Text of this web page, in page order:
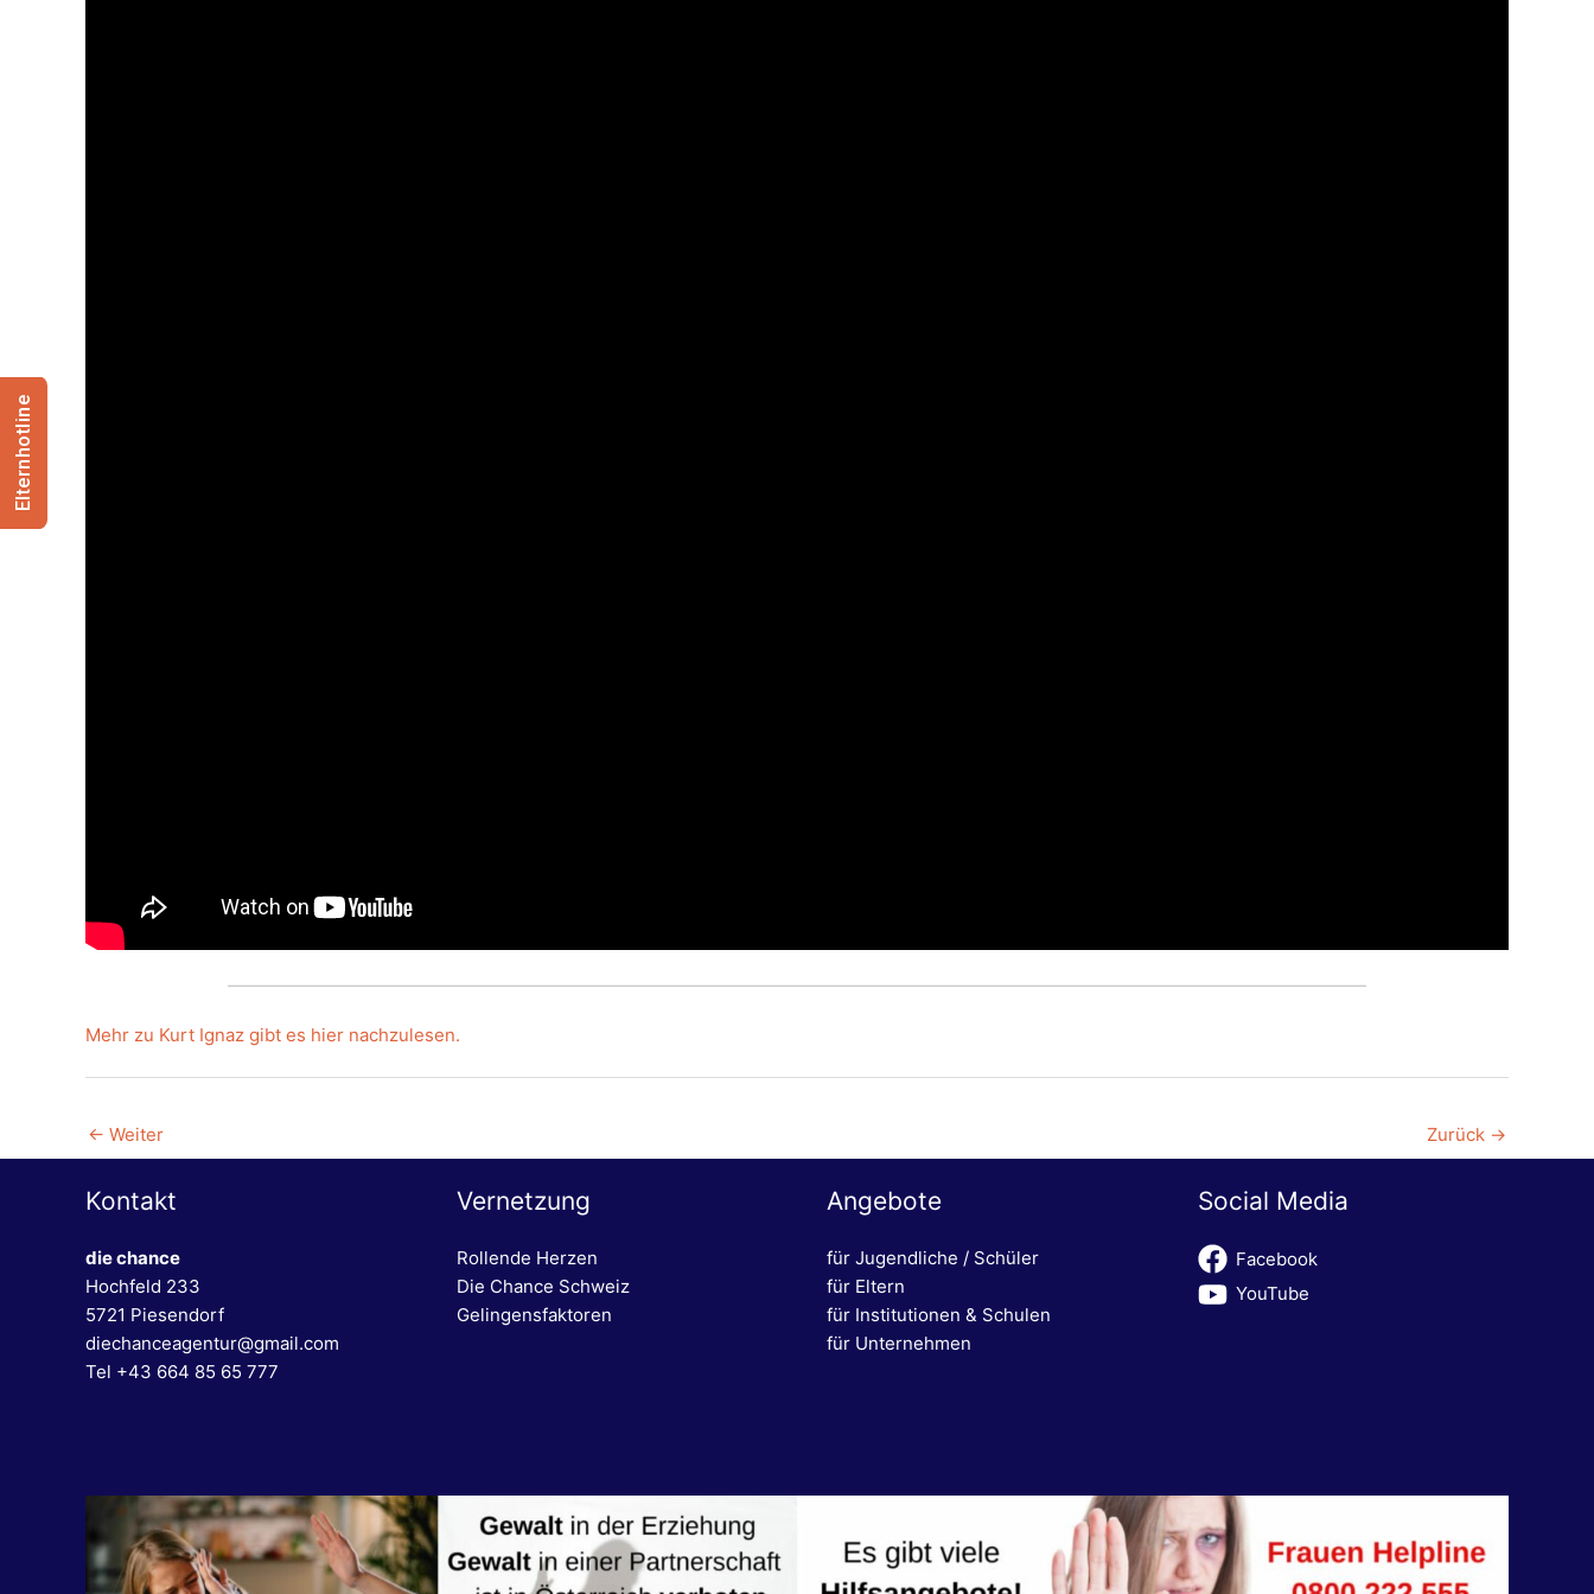
Mehr zu Kurt Ignaz gibt es hier nachzulesen.
← Weiter Zurück →
Kontakt
die chance
Hochfeld 233
5721 Piesendorf
diechanceagentur@gmail.com
Tel +43 664 85 65 777
Vernetzung
Rollende Herzen
Die Chance Schweiz
Gelingensfaktoren
Angebote
für Jugendliche / Schüler
für Eltern
für Institutionen & Schulen
für Unternehmen
Social Media
Facebook
YouTube
Elternhotline